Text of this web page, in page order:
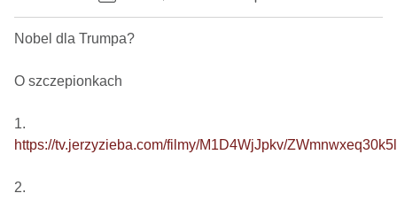
Nobel dla Trumpa?
O szczepionkach
https://tv.jerzyzieba.com/filmy/M1D4WjJpkv/
2.